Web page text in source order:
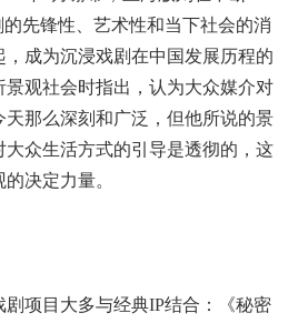
先锋性、艺术性和当下社会的消
成为沉浸戏剧在中国发展历程的
观社会时指出，认为大众媒介对
那么深刻和广泛，但他所说的景
众生活方式的引导是透彻的，这
决定力量。
项目大多与经典IP结合：《秘密